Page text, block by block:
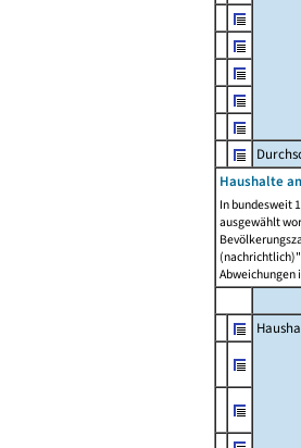
Haushalte
In bundesweit
ausgewählt
Abweichungen